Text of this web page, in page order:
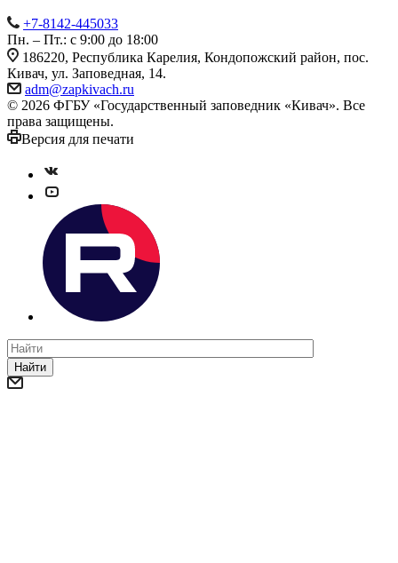
+7-8142-445033
Пн. – Пт.: с 9:00 до 18:00
186220, Республика Карелия, Кондопожский район, пос.
Кивач, ул. Заповедная, 14.
adm@zapkivach.ru
© 2026 ФГБУ «Государственный заповедник «Кивач». Все
права защищены.
Версия для печати
Найти